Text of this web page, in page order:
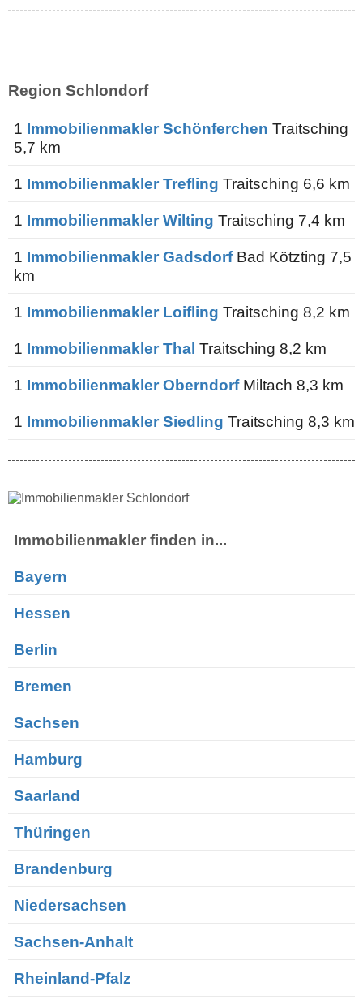
Region Schlondorf
1 Immobilienmakler Schönferchen Traitsching
5,7 km
1 Immobilienmakler Trefling Traitsching 6,6 km
1 Immobilienmakler Wilting Traitsching 7,4 km
1 Immobilienmakler GadsdorfBad Kötzting 7,5
km
1 Immobilienmakler Loifling Traitsching 8,2 km
1 Immobilienmakler Thal Traitsching 8,2 km
1 Immobilienmakler OberndorfMiltach 8,3 km
1 Immobilienmakler Siedling Traitsching 8,3 km
Immobilienmakler finden in...
Bayern
Hessen
Berlin
Bremen
Sachsen
Hamburg
Saarland
Thüringen
Brandenburg
Niedersachsen
Sachsen-Anhalt
Rheinland-Pfalz